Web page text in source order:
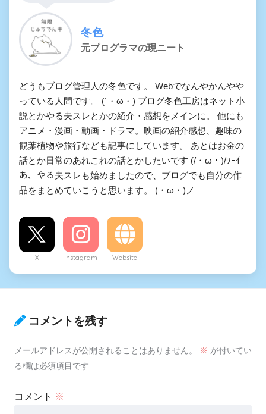
冬色
元プログラマの現ニート
どうもブログ管理人の冬色です。 Webでなんやかんやや
っている人間です。 (´・ω・) ブログ冬色工房はネット小
説とかやる夫スレとかの紹介・感想をメインに。 他にも
アニメ・漫画・動画・ドラマ。映画の紹介感想、趣味の
観葉植物や旅行なども記事にしています。 あとはお金の
話とか日常のあれこれの話とかしたいです (/・ω・)/ﾜｰｲ
あ、やる夫スレも始めましたので、ブログでも自分の作
品をまとめていこうと思います。 (・ω・)ノ
X Instagram Website
コメントを残す
メールアドレスが公開されることはありません。 ※ が付いてい
る欄は必須項目です
コメント ※